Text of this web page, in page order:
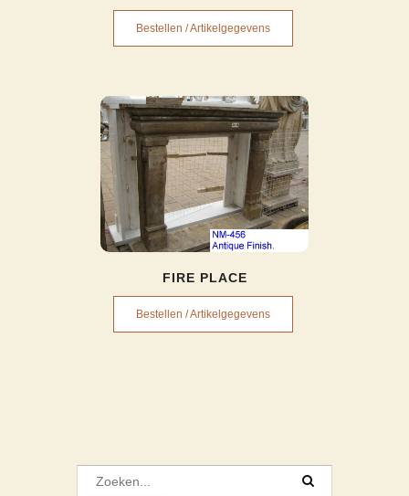
Bestellen / Artikelgegevens
FIRE PLACE
Bestellen / Artikelgegevens